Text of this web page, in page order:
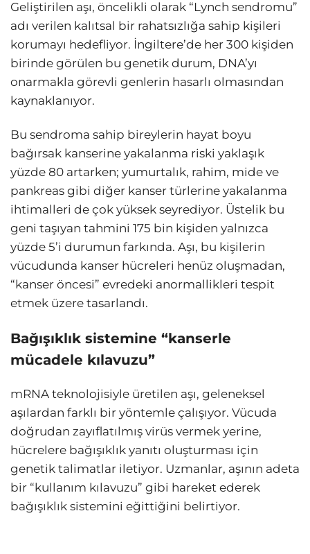
Geliştirilen aşı, öncelikli olarak “Lynch sendromu”
adı verilen kalıtsal bir rahatsızlığa sahip kişileri
korumayı hedefliyor. İngiltere’de her 300 kişiden
birinde görülen bu genetik durum, DNA’yı
onarmakla görevli genlerin hasarlı olmasından
kaynaklanıyor.
Bu sendroma sahip bireylerin hayat boyu
bağırsak kanserine yakalanma riski yaklaşık
yüzde 80 artarken; yumurtalık, rahim, mide ve
pankreas gibi diğer kanser türlerine yakalanma
ihtimalleri de çok yüksek seyrediyor. Üstelik bu
geni taşıyan tahmini 175 bin kişiden yalnızca
yüzde 5’i durumun farkında. Aşı, bu kişilerin
vücudunda kanser hücreleri henüz oluşmadan,
“kanser öncesi” evredeki anormallikleri tespit
etmek üzere tasarlandı.
Bağışıklık sistemine “kanserle
mücadele kılavuzu”
mRNA teknolojisiyle üretilen aşı, geleneksel
aşılardan farklı bir yöntemle çalışıyor. Vücuda
doğrudan zayıflatılmış virüs vermek yerine,
hücrelere bağışıklık yanıtı oluşturması için
genetik talimatlar iletiyor. Uzmanlar, aşının adeta
bir “kullanım kılavuzu” gibi hareket ederek
bağışıklık sistemini eğittiğini belirtiyor.